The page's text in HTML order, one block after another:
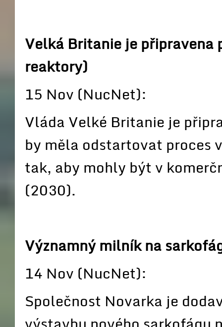
Velká Britanie je připravena
reaktory)
15 Nov (NucNet):
Vláda Velké Britanie je
by měla odstartovat proces
tak, aby mohly být v
(2030).
Významný milník na
14 Nov (NucNet):
Společnost Novarka je